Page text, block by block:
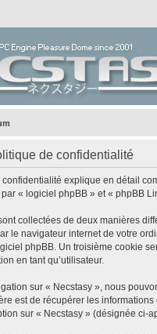
de confidentialité
explique en détail
« logiciel phpBB » et « phpBB
collectées de deux manières
le navigateur internet de votre
phpBB. Un troisième cookie
en tant qu’utilisateur.
sur « Necstasy », nous
est de récupérer les
sur « Necstasy » (désignée